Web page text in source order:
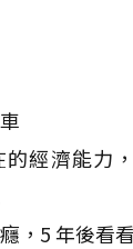
經濟能力
，5 年後看